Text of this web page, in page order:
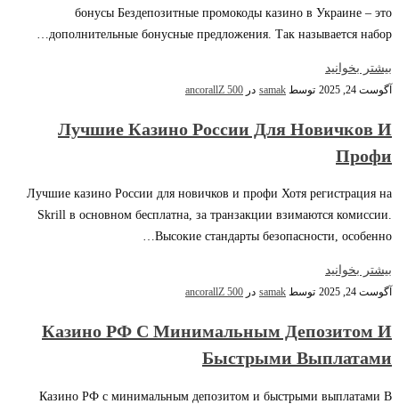
бонусы Бездепозитные промокоды казино в Украине – это
дополнительные бонусные предложения. Так называется набор…
بیشتر بخوانید
آگوست 24, 2025 توسط samak در ancorallZ 500
Лучшие Казино России Для Новичков И
Профи
Лучшие казино России для новичков и профи Хотя регистрация на
Skrill в основном бесплатна, за транзакции взимаются комиссии.
Высокие стандарты безопасности, особенно…
بیشتر بخوانید
آگوست 24, 2025 توسط samak در ancorallZ 500
Казино РФ С Минимальным Депозитом И
Быстрыми Выплатами
Казино РФ с минимальным депозитом и быстрыми выплатами В